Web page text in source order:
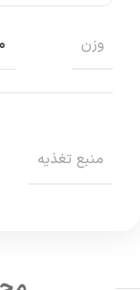
وزن
منبع تغذیه